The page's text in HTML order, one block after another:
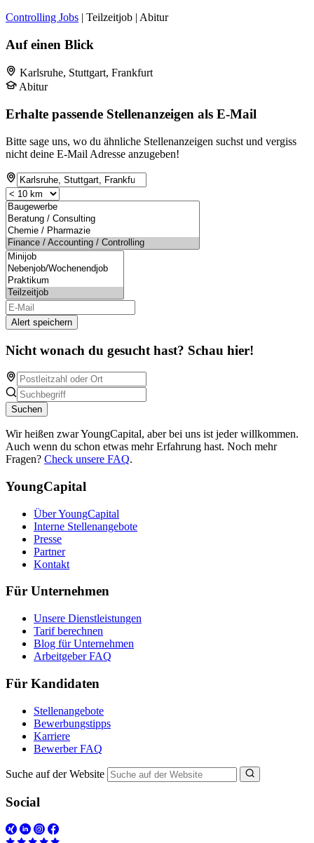
Controlling Jobs | Teilzeitjob | Abitur
Auf einen Blick
Karlsruhe, Stuttgart, Frankfurt
Abitur
Erhalte passende Stellenanzeigen als E-Mail
Bitte sage uns, wo du ähnliche Stellenanzeigen suchst und vergiss
nicht deine E-Mail Adresse anzugeben!
Alert speichern
Nicht wonach du gesucht hast? Schau hier!
Suchen
Wir heißen zwar YoungCapital, aber bei uns ist jeder willkommen.
Auch wenn du schon etwas mehr Erfahrung hast. Noch mehr
Fragen? Check unsere FAQ.
YoungCapital
Über YoungCapital
Interne Stellenangebote
Presse
Partner
Kontakt
Für Unternehmen
Unsere Dienstleistungen
Tarif berechnen
Blog für Unternehmen
Arbeitgeber FAQ
Für Kandidaten
Stellenangebote
Bewerbungstipps
Karriere
Bewerber FAQ
Suche auf der Website
Social